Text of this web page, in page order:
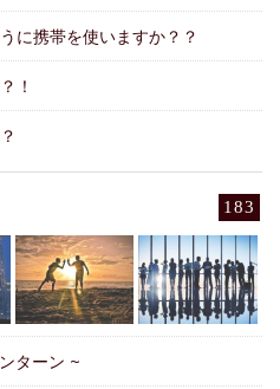
に携帯を使いますか？？
！
183
ターン ~